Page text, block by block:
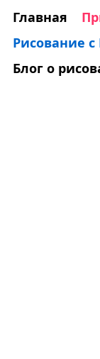
Главная
Рисование
Блог о